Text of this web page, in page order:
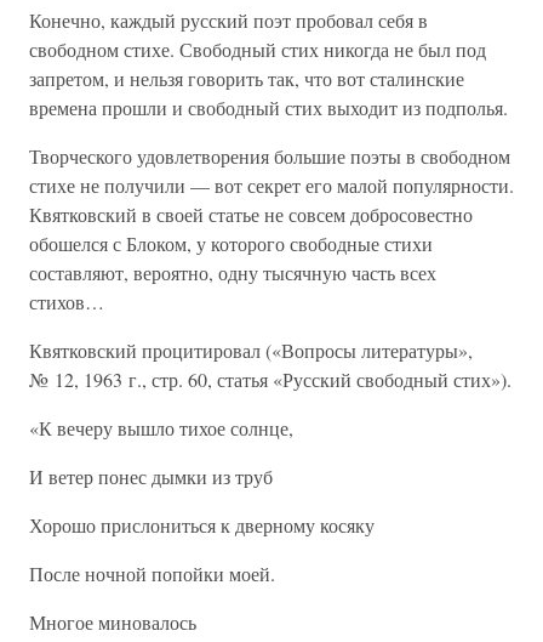
Конечно, каждый русский поэт пробовал себя в
свободном стихе. Свободный стих никогда не был под
запретом, и нельзя говорить так, что вот сталинские
времена прошли и свободный стих выходит из подполья.
Творческого удовлетворения большие поэты в свободном
стихе не получили — вот секрет его малой популярности.
Квятковский в своей статье не совсем добросовестно
обошелся с Блоком, у которого свободные стихи
составляют, вероятно, одну тысячную часть всех
стихов…
Квятковский процитировал («Вопросы литературы»,
№ 12, 1963 г., стр. 60, статья «Русский свободный стих»).
«К вечеру вышло тихое солнце,
И ветер понес дымки из труб
Хорошо прислониться к дверному косяку
После ночной попойки моей.
Многое миновалось